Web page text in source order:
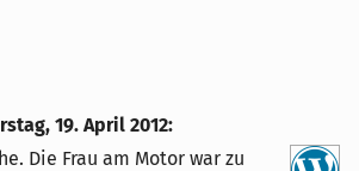
19. April 2012:
Die Frau am Motor war zu